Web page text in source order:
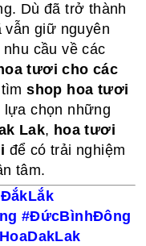
Dù đã trở thành
vẫn giữ nguyên
cầu về các
tươi cho các
tìmshop hoa tươi
lựa chọn những
Lak, hoa tươi
để có trải nghiệm
tâm.
#ĐứcBìnhĐông